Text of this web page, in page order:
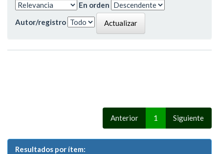
En orden
Autor/registro
Anterior 1 Siguiente
Resultados por ítem: